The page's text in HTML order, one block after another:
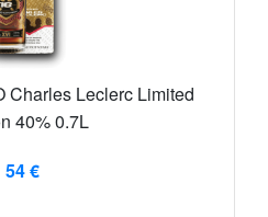
Charles Leclerc Limited
40% 0.7L
54 €